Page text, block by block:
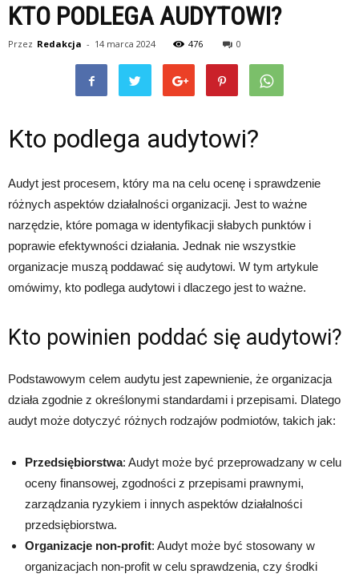
KTO PODLEGA AUDYTOWI?
Przez Redakcja - 14 marca 2024 476 0
Kto podlega audytowi?
Audyt jest procesem, który ma na celu ocenę i sprawdzenie
różnych aspektów działalności organizacji. Jest to ważne
narzędzie, które pomaga w identyfikacji słabych punktów i
poprawie efektywności działania. Jednak nie wszystkie
organizacje muszą poddawać się audytowi. W tym artykule
omówimy, kto podlega audytowi i dlaczego jest to ważne.
Kto powinien poddać się audytowi?
Podstawowym celem audytu jest zapewnienie, że organizacja
działa zgodnie z określonymi standardami i przepisami. Dlatego
audyt może dotyczyć różnych rodzajów podmiotów, takich jak:
Przedsiębiorstwa: Audyt może być przeprowadzany w celu
oceny finansowej, zgodności z przepisami prawnymi,
zarządzania ryzykiem i innych aspektów działalności
przedsiębiorstwa.
Organizacje non-profit: Audyt może być stosowany w
organizacjach non-profit w celu sprawdzenia, czy środki